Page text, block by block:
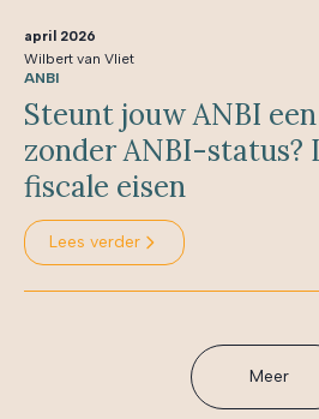
april 2026
Wilbert van Vliet
ANBI
Steunt jouw ANBI
zonder ANBI-status?
fiscale eisen
Lees verder
Meer